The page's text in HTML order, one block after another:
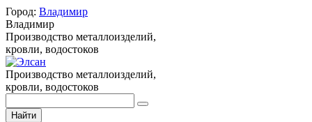
Город: Владимир
Владимир
Производство металлоизделий,
кровли, водостоков
Производство металлоизделий,
кровли, водостоков
Найти